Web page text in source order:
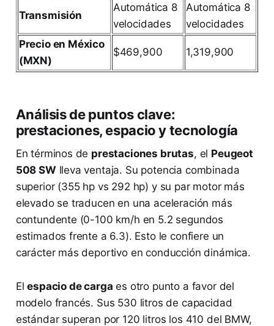
Transmisión
Automática 8
velocidades
Automática 8
velocidades
Precio en México
(MXN)
$469,900 1,319,900
Análisis de puntos clave:
prestaciones, espacio y tecnología
En términos de prestaciones brutas, el Peugeot
508 SW lleva ventaja. Su potencia combinada
superior (355 hp vs 292 hp) y su par motor más
elevado se traducen en una aceleración más
contundente (0-100 km/h en 5.2 segundos
estimados frente a 6.3). Esto le confiere un
carácter más deportivo en conducción dinámica.
Elespacio de carga es otro punto a favor del
modelo francés. Sus 530 litros de capacidad
estándar superan por 120 litros los 410 del BMW,